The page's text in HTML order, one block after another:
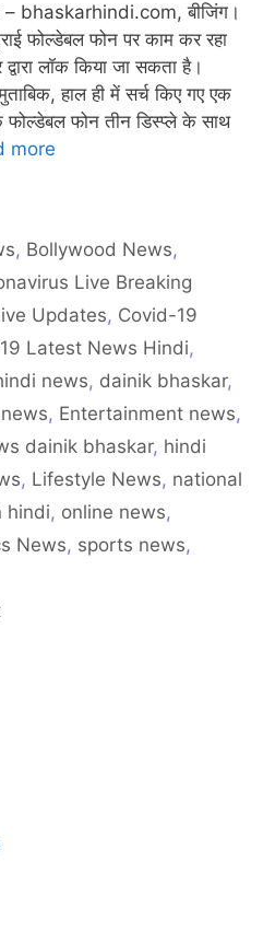
bhaskarhindi.com, बीजिंग।
फोल्डेबल फोन पर काम कर रहा
लॉक किया जा सकता है।
मुताबिक, हाल ही में सर्च किए गए एक
फोल्डेबल फोन तीन डिस्प्ले के साथ
more
, Bollywood News,
Live Breaking
Updates, Covid-19
Latest News Hindi,
news, dainik bhaskar,
, Entertainment news,
dainik bhaskar, hindi
, Lifestyle News, national
hindi, online news,
News, sports news,